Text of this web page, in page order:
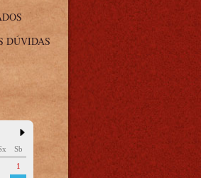
DÚVIDAS
Sb
1